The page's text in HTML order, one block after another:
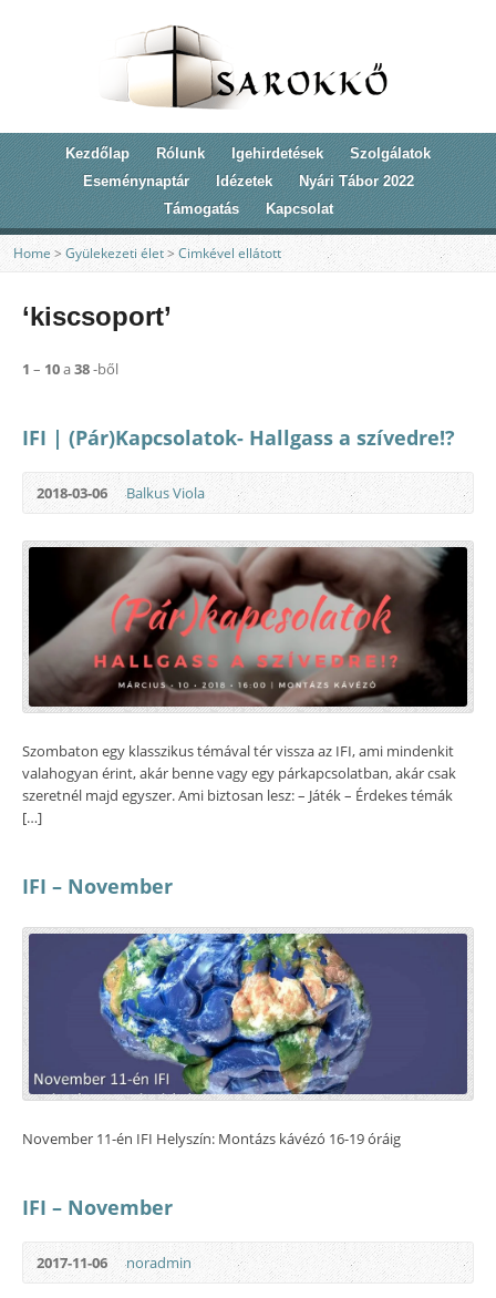
Kezdőlap Rólunk Igehirdetések
Szolgálatok
Eseménynaptár
Idézetek
Nyári Tábor 2022
Támogatás
Kapcsolat
Home > Gyülekezeti élet > Cimkével ellátott
‘kiscsoport’
1 – 10a38-ből
IFI | (Pár)Kapcsolatok- Hallgass a szívedre!?
2018-03-06 Balkus Viola
Szombaton egy klasszikus témával tér vissza az IFI, ami mindenkit
valahogyan érint, akár benne vagy egy párkapcsolatban, akár csak
szeretnél majd egyszer. Ami biztosan lesz: – Játék – Érdekes témák
[…]
IFI – November
November 11-én IFI Helyszín: Montázs kávézó 16-19 óráig
IFI – November
2017-11-06 noradmin